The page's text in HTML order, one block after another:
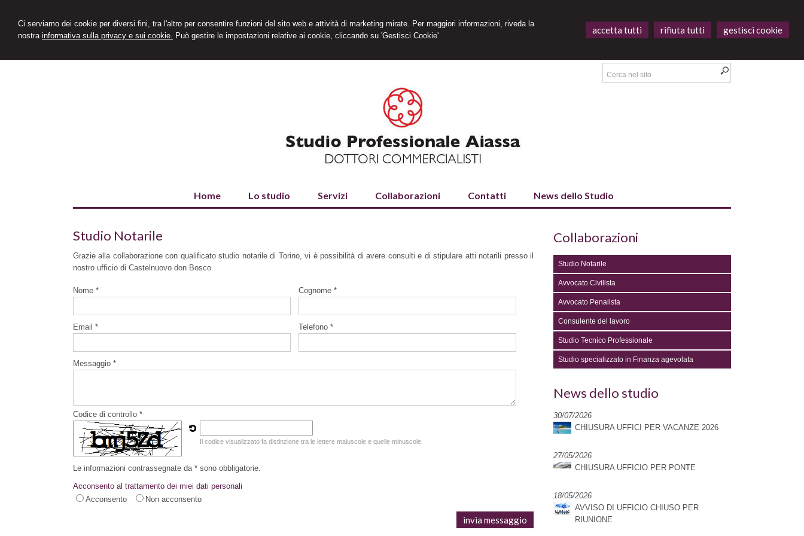
Ci serviamo dei cookie per diversi fini, tra l'altro per consentire funzioni del sito web e attività di marketing mirate. Per maggiori informazioni, riveda la
nostra informativa sulla privacy e sui cookie. Può gestire le impostazioni relative ai cookie, cliccando su 'Gestisci Cookie'
accetta tutti rifiuta tutti gestisci cookie
Home Lo studio Servizi Collaborazioni Contatti News dello Studio
Studio Notarile
Grazie alla collaborazione con qualificato studio notarile di Torino, vi è possibilità di avere consulti e di stipulare atti notarili presso il
nostro ufficio di Castelnuovo don Bosco.
Nome * Cognome *
Email * Telefono *
Messaggio *
Codice di controllo *
Il codice visualizzato fa distinzione tra le lettere maiuscole e quelle minuscole.
Le informazioni contrassegnate da * sono obbligatorie.
Acconsento al trattamento dei miei dati personali
Acconsento
Non acconsento
Collaborazioni
Studio Notarile
Avvocato Civilista
Avvocato Penalista
Consulente del lavoro
Studio Tecnico Professionale
Studio specializzato in Finanza agevolata
News dello studio
30/07/2026
CHIUSURA UFFICI PER VACANZE 2026
27/05/2026
CHIUSURA UFFICIO PER PONTE
18/05/2026
AVVISO DI UFFICIO CHIUSO PER
RIUNIONE